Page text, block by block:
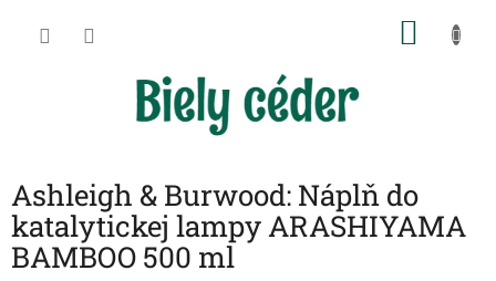
Ashleigh & Burwood: Náplň do
katalytickej lampy ARASHIYAMA
BAMBOO 500 ml